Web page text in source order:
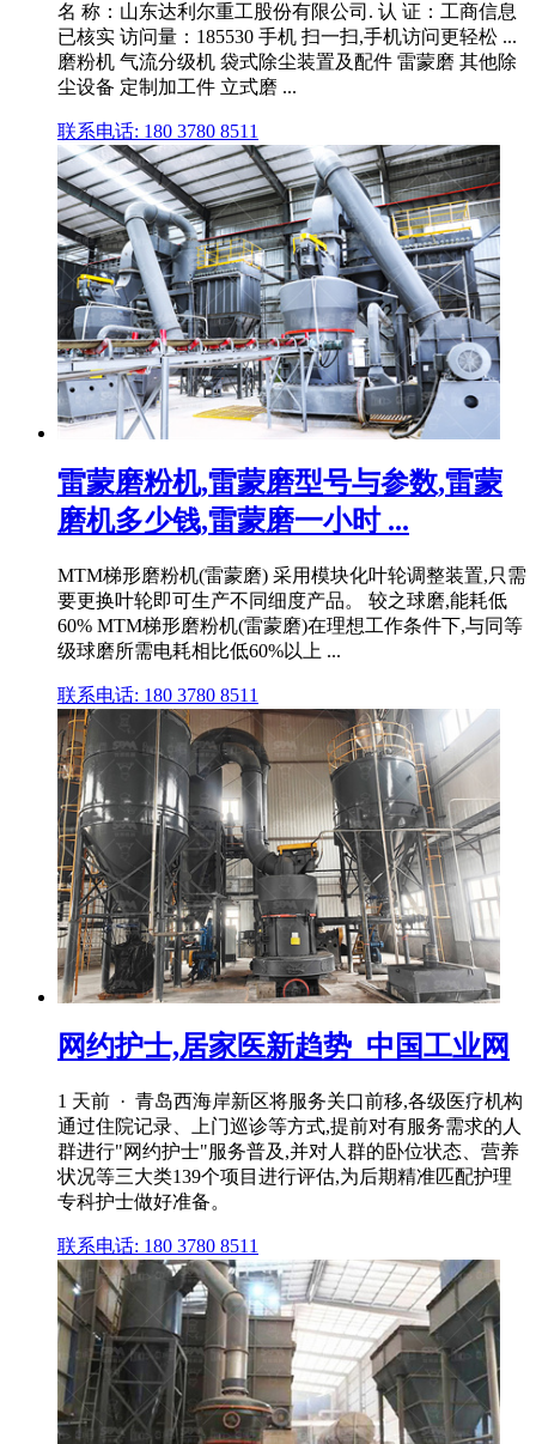
名 称：山东达利尔重工股份有限公司. 认 证：工商信息
已核实 访问量：185530 手机 扫一扫,手机访问更轻松 ...
磨粉机 气流分级机 袋式除尘装置及配件 雷蒙磨 其他除
尘设备 定制加工件 立式磨 ...
联系电话: 180 3780 8511
雷蒙磨粉机,雷蒙磨型号与参数,雷蒙
磨机多少钱,雷蒙磨一小时 ...
MTM梯形磨粉机(雷蒙磨) 采用模块化叶轮调整装置,只需
要更换叶轮即可生产不同细度产品。 较之球磨,能耗低
60% MTM梯形磨粉机(雷蒙磨)在理想工作条件下,与同等
级球磨所需电耗相比低60%以上 ...
联系电话: 180 3780 8511
网约护士,居家医新趋势_中国工业网
1 天前 · 青岛西海岸新区将服务关口前移,各级医疗机构
通过住院记录、上门巡诊等方式,提前对有服务需求的人
群进行"网约护士"服务普及,并对人群的卧位状态、营养
状况等三大类139个项目进行评估,为后期精准匹配护理
专科护士做好准备。
联系电话: 180 3780 8511